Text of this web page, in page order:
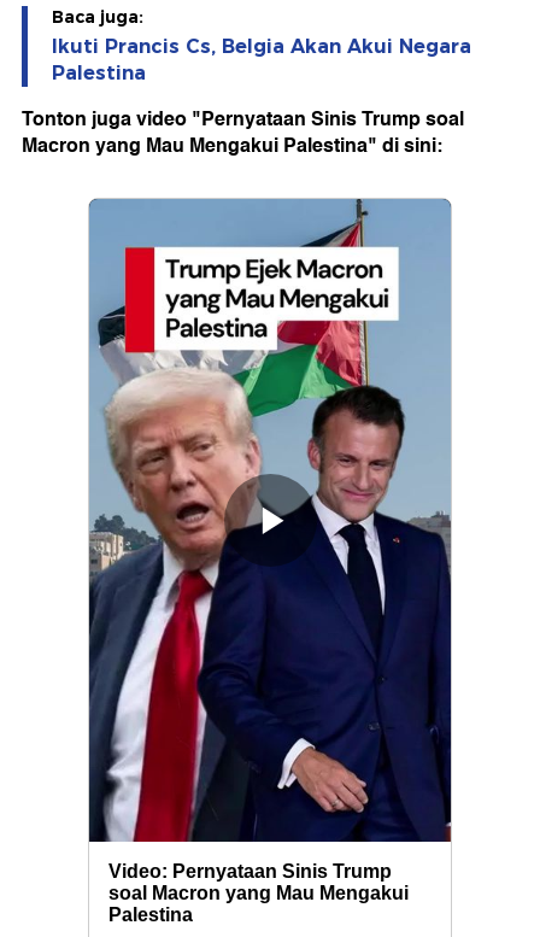
Baca juga:
Ikuti Prancis Cs, Belgia Akan Akui Negara
Palestina
Tonton juga video "Pernyataan Sinis Trump soal
Macron yang Mau Mengakui Palestina" di sini: